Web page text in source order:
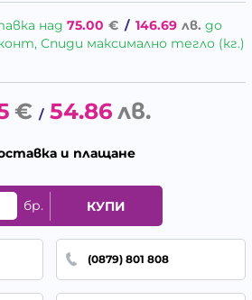
над 75.00 € / 146.69 лв. до
Спиди максимално тегло (кг.)
€ / 54.86 лв.
и плащане
бр. КУПИ
(0879) 801 808